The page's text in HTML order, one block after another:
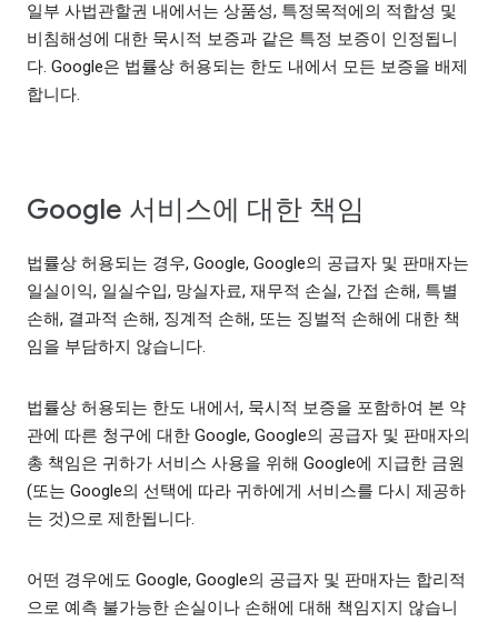
일부 사법관할권 내에서는 상품성, 특정목적에의 적합성 및
비침해성에 대한 묵시적 보증과 같은 특정 보증이 인정됩니
다. Google은 법률상 허용되는 한도 내에서 모든 보증을 배제
합니다.
Google 서비스에 대한 책임
법률상 허용되는 경우, Google, Google의 공급자 및 판매자는
일실이익, 일실수입, 망실자료, 재무적 손실, 간접 손해, 특별
손해, 결과적 손해, 징계적 손해, 또는 징벌적 손해에 대한 책
임을 부담하지 않습니다.
법률상 허용되는 한도 내에서, 묵시적 보증을 포함하여 본 약
관에 따른 청구에 대한 Google, Google의 공급자 및 판매자의
총 책임은 귀하가 서비스 사용을 위해 Google에 지급한 금원
(또는 Google의 선택에 따라 귀하에게 서비스를 다시 제공하
는 것)으로 제한됩니다.
어떤 경우에도 Google, Google의 공급자 및 판매자는 합리적
으로 예측 불가능한 손실이나 손해에 대해 책임지지 않습니